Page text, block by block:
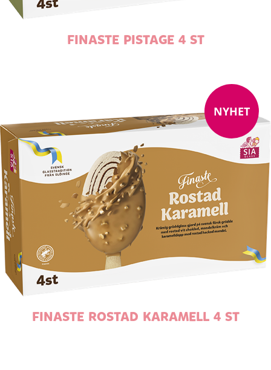
FINASTE PISTAGE 4 ST
FINASTE ROSTAD KARAMELL 4 ST
NYHET